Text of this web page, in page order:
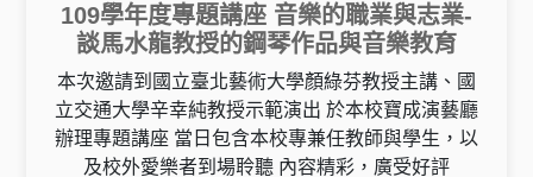
109學年度專題講座 音樂的職業與志業-
談馬水龍教授的鋼琴作品與音樂教育
本次邀請到國立臺北藝術大學顏綠芬教授主講、國
立交通大學辛幸純教授示範演出 於本校寶成演藝廳
辦理專題講座 當日包含本校專兼任教師與學生，以
及校外愛樂者到場聆聽 內容精彩，廣受好評